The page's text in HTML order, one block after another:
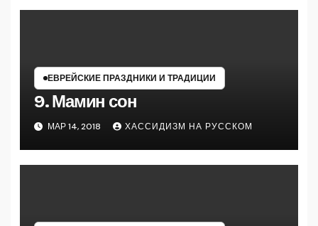
ЕВРЕЙСКИЕ ПРАЗДНИКИ И ТРАДИЦИИ
9. Мамин сон
МАР 14, 2018 ХАССИДИЗМ НА РУССКОМ